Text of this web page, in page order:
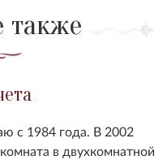
также
с 1984 года. В 2002
в двухкомнатной